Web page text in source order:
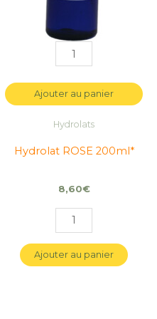
Ajouter au panier
Hydrolats
Hydrolat ROSE 200ml*
8,60€
Ajouter au panier